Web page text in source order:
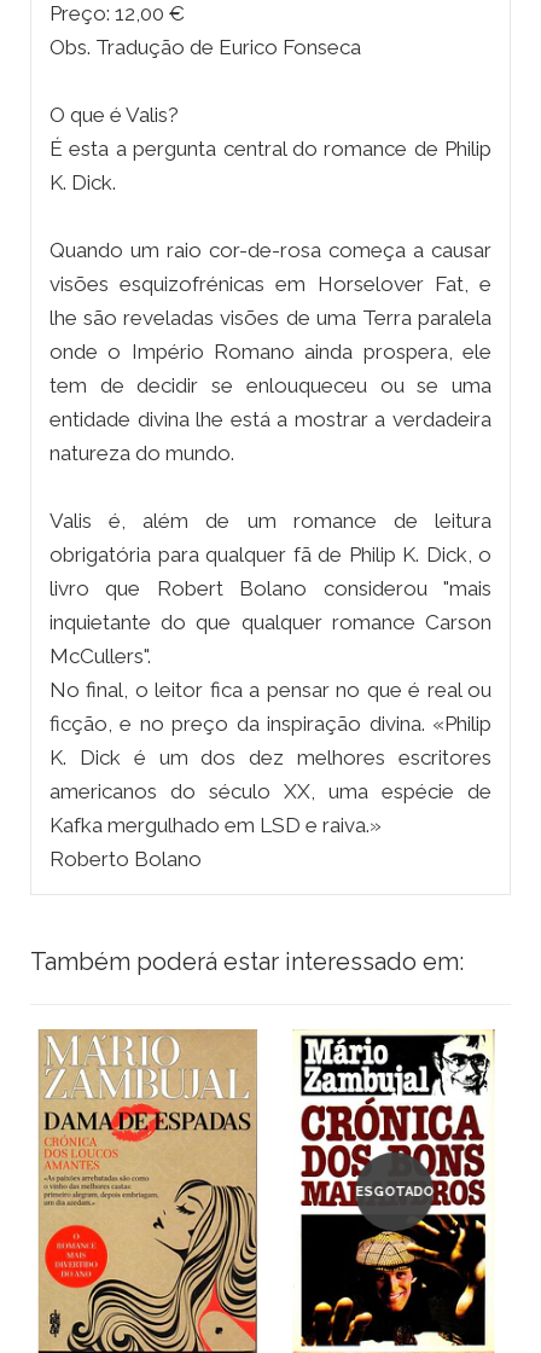
Preço: 12,00 €
Obs. Tradução de Eurico Fonseca
O que é Valis?
É esta a pergunta central do romance de Philip
K. Dick.
Quando um raio cor-de-rosa começa a causar
visões esquizofrénicas em Horselover Fat, e
lhe são reveladas visões de uma Terra paralela
onde o Império Romano ainda prospera, ele
tem de decidir se enlouqueceu ou se uma
entidade divina lhe está a mostrar a verdadeira
natureza do mundo.
Valis é, além de um romance de leitura
obrigatória para qualquer fã de Philip K. Dick, o
livro que Robert Bolano considerou "mais
inquietante do que qualquer romance Carson
McCullers".
No final, o leitor fica a pensar no que é real ou
ficção, e no preço da inspiração divina. «Philip
K. Dick é um dos dez melhores escritores
americanos do século XX, uma espécie de
Kafka mergulhado em LSD e raiva.»
Roberto Bolano
Também poderá estar interessado em:
ESGOTADO